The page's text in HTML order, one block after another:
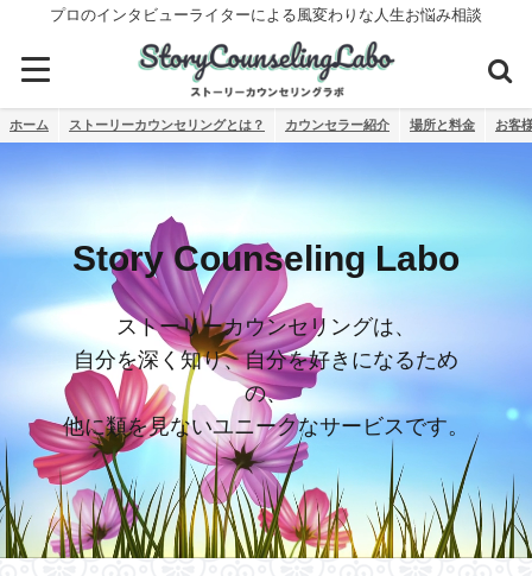
プロのインタビューライターによる風変わりな人生お悩み相談
ホーム ストーリーカウンセリングとは？ カウンセラー紹介 場所と料金 お客
Story Counseling Labo
ストーリーカウンセリングは、
自分を深く知り、自分を好きになるため
の、
他に類を見ないユニークなサービスです。